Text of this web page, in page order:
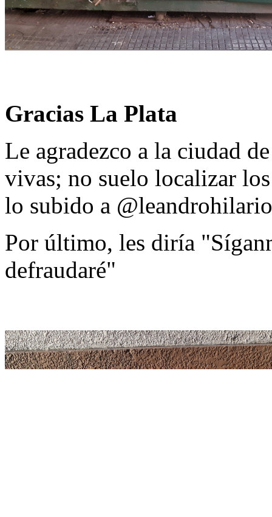
Gracias La Plata
Le agradezco a la ciudad
vivas; no suelo localizar
lo subido a
Por último, les diría
defraudaré"